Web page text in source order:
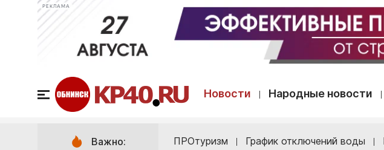
РЕКЛАМА
Новости Народные новости
Важно: ПРОтуризм График отключений воды